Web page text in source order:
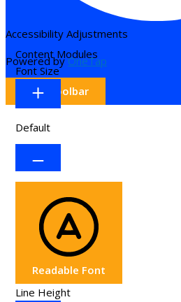
Accessibility Adjustments
Powered byOneTap
Hide Toolbar
Content Modules
Font Size
Default
Readable Font
Line Height